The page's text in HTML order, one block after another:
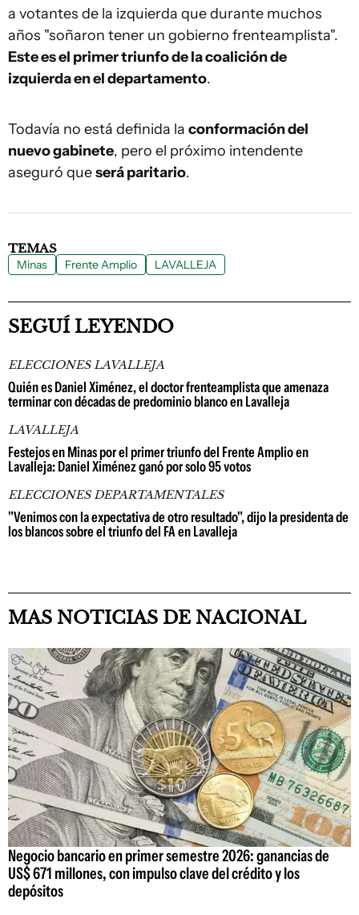
a votantes de la izquierda que durante muchos
años "soñaron tener un gobierno frenteamplista".
Este es el primer triunfo de la coalición de
izquierda en el departamento.
Todavía no está definida la conformación del
nuevo gabinete, pero el próximo intendente
aseguró queserá paritario.
TEMAS
Minas Frente Amplio LAVALLEJA
SEGUÍ LEYENDO
ELECCIONES LAVALLEJA
Quién es Daniel Ximénez, el doctor frenteamplista que amenaza
terminar con décadas de predominio blanco en Lavalleja
LAVALLEJA
Festejos en Minas por el primer triunfo del Frente Amplio en
Lavalleja: Daniel Ximénez ganó por solo 95 votos
ELECCIONES DEPARTAMENTALES
"Venimos con la expectativa de otro resultado", dijo la presidenta de
los blancos sobre el triunfo del FA en Lavalleja
MAS NOTICIAS DE NACIONAL
Negocio bancario en primer semestre 2026: ganancias de
US$ 671 millones, con impulso clave del crédito y los
depósitos